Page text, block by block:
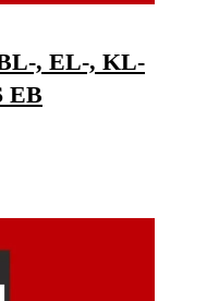
, EL-, KL-
EB